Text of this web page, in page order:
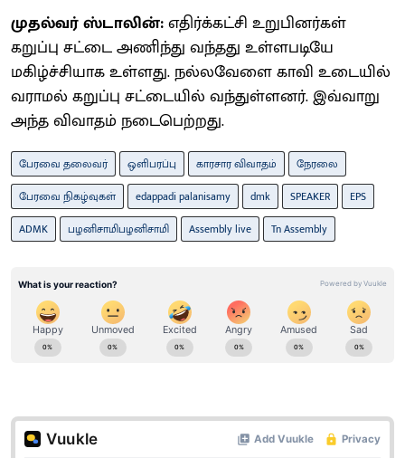
முதல்வர் ஸ்டாலின்:எதிர்க்கட்சி உறுபினர்கள்
கறுப்பு சட்டை அணிந்து வந்தது உள்ளபடியே
மகிழ்ச்சியாக உள்ளது. நல்லவேளை காவி உடையில்
வராமல் கறுப்பு சட்டையில் வந்துள்ளனர். இவ்வாறு
அந்த விவாதம் நடைபெற்றது.
பேரவை தலைவர் ஒளிபரப்பு காரசார விவாதம்
நேரலை
பேரவை நிகழ்வுகள்
edappadi palanisamy dmk SPEAKER
EPS
ADMK
பழனிசாமிபழனிசாமி Assembly live Tn Assembly